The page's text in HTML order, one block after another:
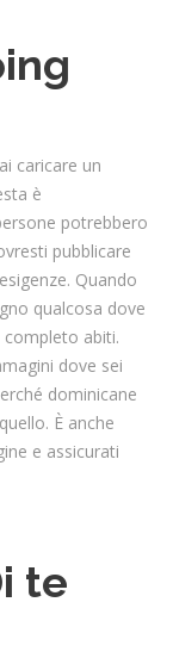
caricare un
è
potrebbero
pubblicare
Quando
qualcosa dove
completo abiti.
dove sei
dominicane
È anche
e assicurati
te